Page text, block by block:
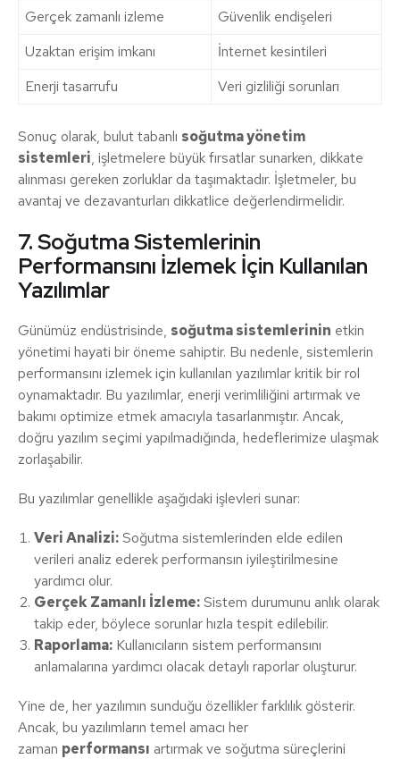
Gerçek zamanlı izleme
Güvenlik endişeleri
Uzaktan erişim imkanı
İnternet kesintileri
Enerji tasarrufu
Veri gizliliği sorunları
Sonuç olarak, bulut tabanlı soğutma yönetim
sistemleri, işletmelere büyük fırsatlar sunarken, dikkate
alınması gereken zorluklar da taşımaktadır. İşletmeler, bu
avantaj ve dezavanturları dikkatlice değerlendirmelidir.
7. Soğutma Sistemlerinin
Performansını İzlemek İçin Kullanılan
Yazılımlar
Günümüz endüstrisinde, soğutma sistemlerinin etkin
yönetimi hayati bir öneme sahiptir. Bu nedenle, sistemlerin
performansını izlemek için kullanılan yazılımlar kritik bir rol
oynamaktadır. Bu yazılımlar, enerji verimliliğini artırmak ve
bakımı optimize etmek amacıyla tasarlanmıştır. Ancak,
doğru yazılım seçimi yapılmadığında, hedeflerimize ulaşmak
zorlaşabilir.
Bu yazılımlar genellikle aşağıdaki işlevleri sunar:
Veri Analizi:Soğutma sistemlerinden elde edilen
verileri analiz ederek performansın iyileştirilmesine
yardımcı olur.
Gerçek Zamanlı İzleme:Sistem durumunu anlık olarak
takip eder, böylece sorunlar hızla tespit edilebilir.
Raporlama: Kullanıcıların sistem performansını
anlamalarına yardımcı olacak detaylı raporlar oluşturur.
Yine de, her yazılımın sunduğu özellikler farklılık gösterir.
Ancak, bu yazılımların temel amacı her
zaman performansı artırmak ve soğutma süreçlerini